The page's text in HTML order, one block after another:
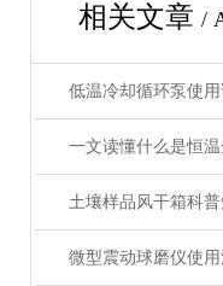
相关文章 /
低温冷却循环泵使用
一文读懂什么是恒
微型震动球磨仪使